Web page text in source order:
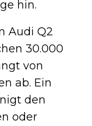
hin.
Audi Q2
30.000
von
ab. Ein
den
oder